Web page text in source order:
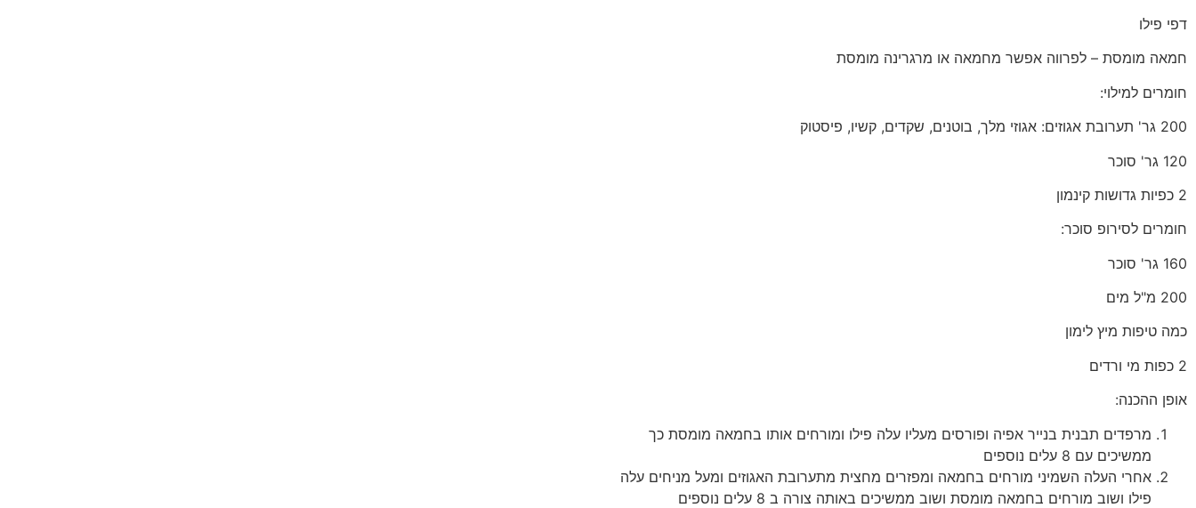
דפי פילו
חמאה מומסת – לפרווה אפשר מחמאה או מרגרינה מומסת
חומרים למילוי:
200 גר' תערובת אגוזים: אגוזי מלך, בוטנים, שקדים, קשיו, פיסטוק
120 גר' סוכר
2 כפיות גדושות קינמון
חומרים לסירופ סוכר:
160 גר' סוכר
200 מ"ל מים
כמה טיפות מיץ לימון
2 כפות מי ורדים
אופן ההכנה:
מרפדים תבנית בנייר אפיה ופורסים מעליו עלה פילו ומורחים אותו בחמאה מומסת כך
ממשיכים עם 8 עלים נוספים
אחרי העלה השמיני מורחים בחמאה ומפזרים מחצית מתערובת האגוזים ומעל מניחים עלה
פילו ושוב מורחים בחמאה מומסת ושוב ממשיכים באותה צורה ב 8 עלים נוספים